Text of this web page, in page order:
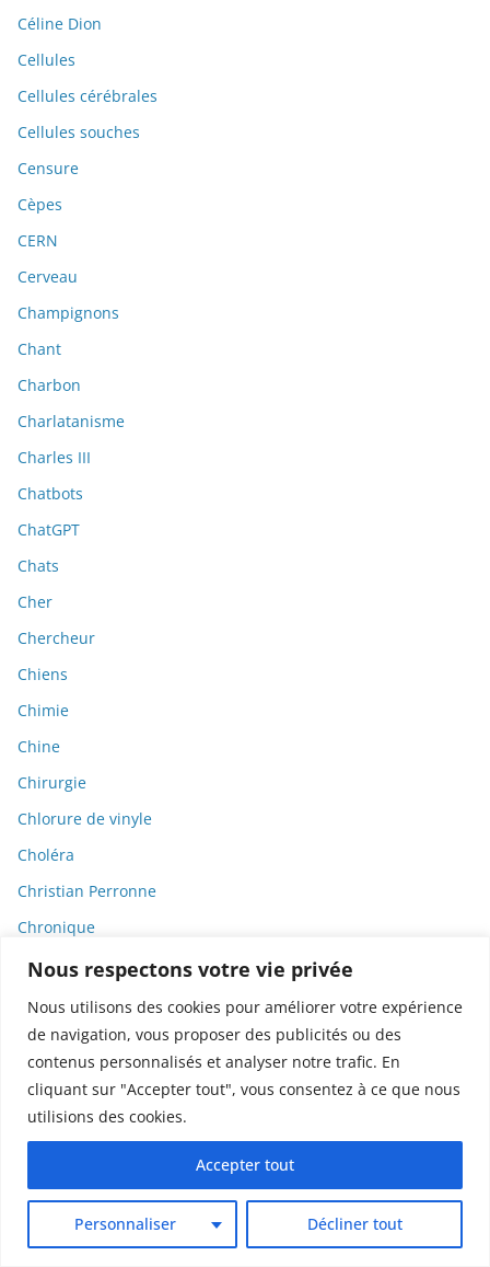
Nous respectons votre vie privée
Nous utilisons des cookies pour améliorer votre expérience
de navigation, vous proposer des publicités ou des
contenus personnalisés et analyser notre trafic. En
cliquant sur "Accepter tout", vous consentez à ce que nous
utilisions des cookies.
Personnaliser Décliner tout
Accepter tout
Céline Dion
Cellules
Cellules cérébrales
Cellules souches
Censure
Cèpes
CERN
Cerveau
Champignons
Chant
Charbon
Charlatanisme
Charles III
Chatbots
ChatGPT
Chats
Cher
Chercheur
Chiens
Chimie
Chine
Chirurgie
Chlorure de vinyle
Choléra
Christian Perronne
Chronique
Chronobiologie
Cigarettes
Cinéma
Circulation
Cité des Sciences et de l'Industrie
Citizen4Science
Citoyens
Clanisme